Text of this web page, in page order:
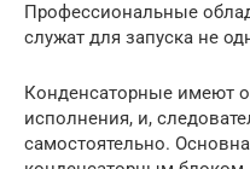
Профессиональные
служат для запуска не
Конденсаторные имеют
исполнения, и,
самостоятельно.